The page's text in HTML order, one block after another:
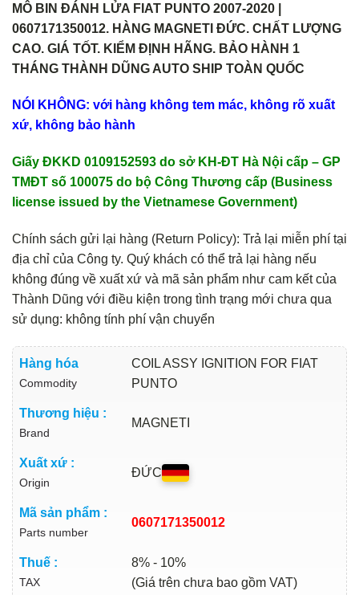
MÔ BIN ĐÁNH LỬA FIAT PUNTO 2007-2020 |
0607171350012. HÀNG MAGNETI ĐỨC. CHẤT LƯỢNG
CAO. GIÁ TỐT. KIỂM ĐỊNH HÃNG. BẢO HÀNH 1
THÁNG THÀNH DŨNG AUTO SHIP TOÀN QUỐC
NÓI KHÔNG: với hàng không tem mác, không rõ xuất
xứ, không bảo hành
Giấy ĐKKD 0109152593 do sở KH-ĐT Hà Nội cấp – GP
TMĐT số 100075 do bộ Công Thương cấp (Business
license issued by the Vietnamese Government)
Chính sách gửi lại hàng (Return Policy): Trả lại miễn phí tại
địa chỉ của Công ty. Quý khách có thể trả lại hàng nếu
không đúng về xuất xứ và mã sản phẩm như cam kết của
Thành Dũng với điều kiện trong tình trạng mới chưa qua
sử dụng: không tính phí vận chuyển
Hàng hóa
Commodity
COIL ASSY IGNITION FOR FIAT
PUNTO
Thương hiệu :
Brand
MAGNETI
Xuất xứ :
Origin
ĐỨC
Mã sản phẩm :
Parts number
0607171350012
Thuế :
TAX
8% - 10%
(Giá trên chưa bao gồm VAT)